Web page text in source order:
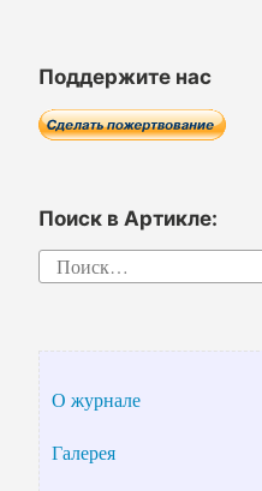
Поддержите нас
Поиск в Артикле:
Найти:
О журнале
Галерея